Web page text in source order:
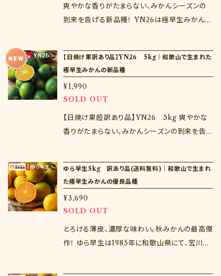
定はできません。 商品到着後はすぐに開封し、中
身を確認ください。商品到着から３日以上経過し
爽やかな香りがたまらない、みかんシーズンの
到来を告げる新品種！ YN26は極早生みかんの
ぎながら、ゆら早生より早い9月に旬を迎えます。
この品種ならではの爽やかな味わい、シャクっと
した食感を秋の味覚としてお楽しみくださいませ
♪ ※注意点※ 生ものであるためお届け日の指
定はできません。 商品到着後はすぐに開封し、中
身を確認ください。商品到着から３日以上経過し
【日焼け果訳あり品】YN26 5kg｜和歌山で生まれた
極早生みかんの新品種
¥1,990
SOLD OUT
【日焼け果超訳あり品】YN26 5kg 爽やかな
香りがたまらない、みかんシーズンの到来を告
生まれの品種。ゆら早生の食味を受け継ぎなが
ら、ゆら早生より早い9月に旬を迎えます。この品
種ならではの爽やかな味わい、シャクっとした食
感を秋の味覚としてお楽しみくださいませ♪ ※
注意点※ 当商品は超訳あり品で日焼け果のみ
かんをお送りします。日焼け部分の内部は水分
ゆら早生5kg 訳あり品(送料無料)｜和歌山で生まれ
た極早生みかんの優良品種
¥3,690
SOLD OUT
とろける薄皮、濃厚な味わい。秋みかんの最高傑
作！ ゆら早生は1985年に和歌山県にて、宮川早